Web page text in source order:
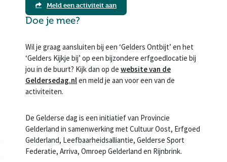
Meld een activiteit aan
Doe je mee?
Wil je graag aansluiten bij een ‘Gelders Ontbijt’ en het
‘Gelders Kijkje bij’ op een bijzondere erfgoedlocatie bij
jou in de buurt? Kijk dan op de website van de
Geldersedag.nlen meld je aan voor een van de
activiteiten.
De Gelderse dag is een initiatief van Provincie
Gelderland in samenwerking met Cultuur Oost, Erfgoed
Gelderland, Leefbaarheidsalliantie, Gelderse Sport
Federatie, Arriva, Omroep Gelderland en Rijnbrink.